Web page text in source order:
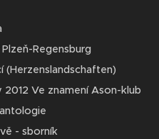
Regensburg
(Herzenslandschaften)
2012 Ve znamení Ason-klub
- sborník